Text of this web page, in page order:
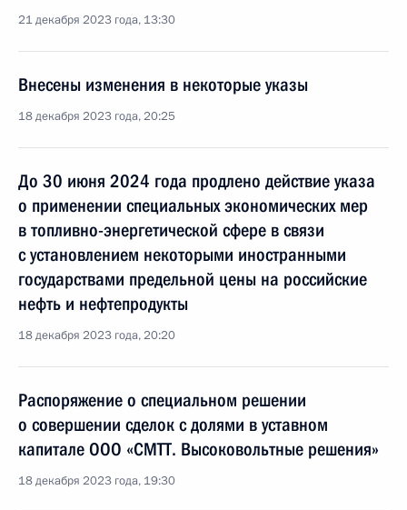
21 декабря 2023 года, 13:30
Внесены изменения в некоторые указы
18 декабря 2023 года, 20:25
До 30 июня 2024 года продлено действие указа
о применении специальных экономических мер
в топливно-энергетической сфере в связи
с установлением некоторыми иностранными
государствами предельной цены на российские
нефть и нефтепродукты
18 декабря 2023 года, 20:20
Распоряжение о специальном решении
о совершении сделок с долями в уставном
капитале ООО «СМТТ. Высоковольтные решения»
18 декабря 2023 года, 19:30